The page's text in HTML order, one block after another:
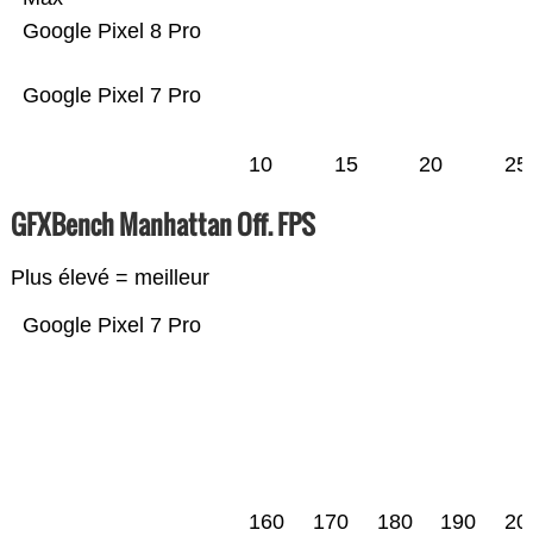
Google Pixel 7 Pro
Google Pixel 8 Pro
10 15 20 25
GFXBench Manhattan Off. FPS
Plus élevé = meilleur
Google Pixel 7 Pro
160 170 180 190